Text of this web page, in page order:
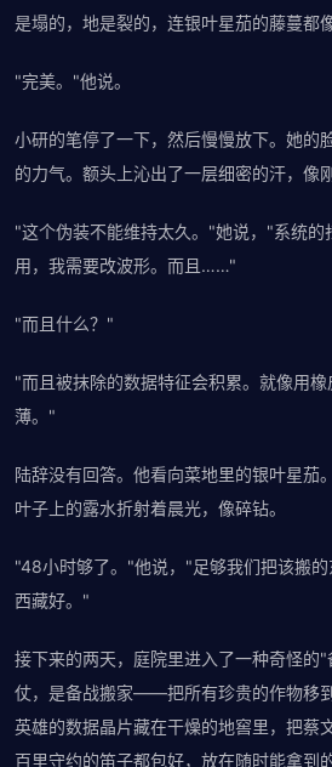
是塌的，地是裂的，连银叶星茄的藤蔓都
"完美。"他说。
小研的笔停了一下，然后慢慢放下。她的
的力气。额头上沁出了一层细密的汗，像
"这个伪装不能维持太久。"她说，"系统的
用，我需要改波形。而且……"
"而且什么？"
"而且被抹除的数据特征会积累。就像用
薄。"
陆辞没有回答。他看向菜地里的银叶星茄
叶子上的露水折射着晨光，像碎钻。
"48小时够了。"他说，"足够我们把该搬
西藏好。"
接下来的两天，庭院里进入了一种奇怪的
仗，是备战搬家——把所有珍贵的作物移
英雄的数据晶片藏在干燥的地窖里，把蔡
百里守约的笛子都包好，放在随时能拿到